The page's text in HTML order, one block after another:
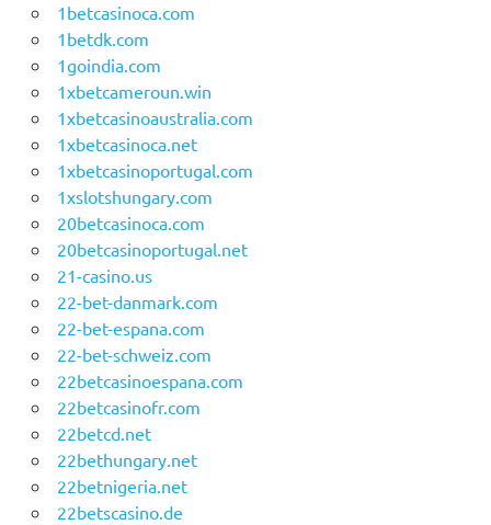
1betcasinoca.com
1betdk.com
1goindia.com
1xbetcameroun.win
1xbetcasinoaustralia.com
1xbetcasinoca.net
1xbetcasinoportugal.com
1xslotshungary.com
20betcasinoca.com
20betcasinoportugal.net
21-casino.us
22-bet-danmark.com
22-bet-espana.com
22-bet-schweiz.com
22betcasinoespana.com
22betcasinofr.com
22betcd.net
22bethungary.net
22betnigeria.net
22betscasino.de